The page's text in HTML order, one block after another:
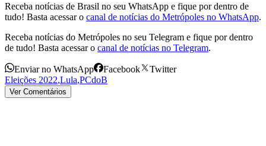
Receba notícias de Brasil no seu WhatsApp e fique por dentro de
tudo! Basta acessar o canal de notícias do Metrópoles no WhatsApp.
Receba notícias do Metrópoles no seu Telegram e fique por dentro
de tudo! Basta acessar o canal de notícias no Telegram.
Enviar no WhatsApp Facebook
Twitter
Eleições 2022,Lula,PCdoB
Ver Comentários